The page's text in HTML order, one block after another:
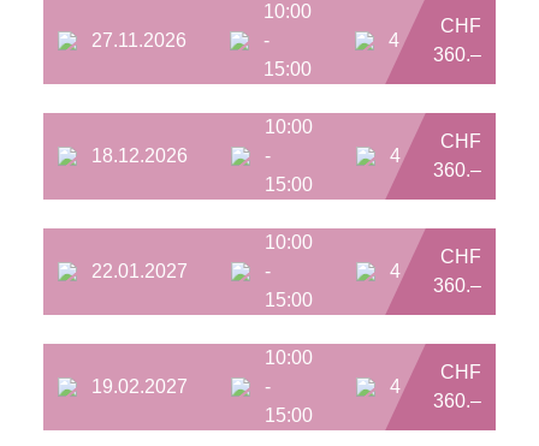
27.11.2026
10:00
-
15:00
4
CHF
360.–
18.12.2026
10:00
-
15:00
4
CHF
360.–
22.01.2027
10:00
-
15:00
4
CHF
360.–
19.02.2027
10:00
-
15:00
4
CHF
360.–